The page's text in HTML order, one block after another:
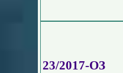
23/2017-ОЗ